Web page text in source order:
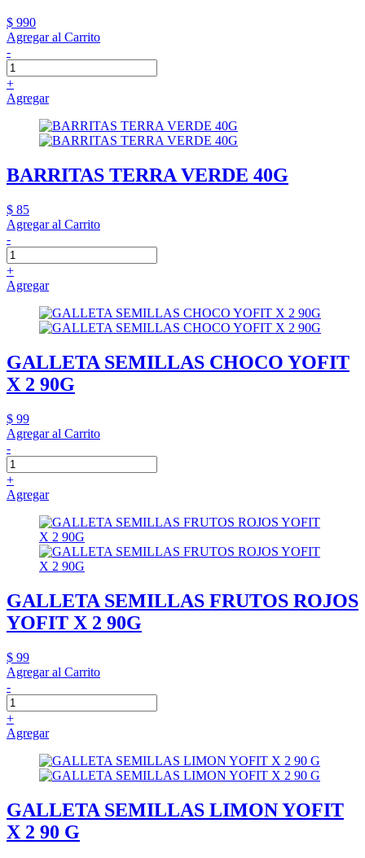
$ 990
Agregar al Carrito
-
+
Agregar
BARRITAS TERRA VERDE 40G
$ 85
Agregar al Carrito
-
+
Agregar
GALLETA SEMILLAS CHOCO YOFIT
X 2 90G
$ 99
Agregar al Carrito
-
+
Agregar
GALLETA SEMILLAS FRUTOS ROJOS
YOFIT X 2 90G
$ 99
Agregar al Carrito
-
+
Agregar
GALLETA SEMILLAS LIMON YOFIT
X 2 90 G